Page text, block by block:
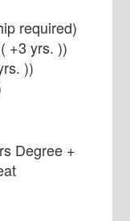
required)
+3 yrs. ))
))
Degree +